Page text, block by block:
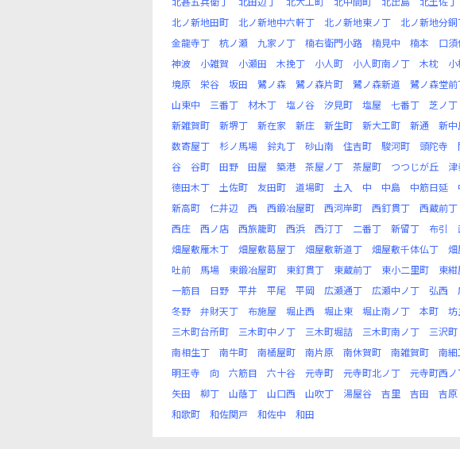
北ノ新地田町
北ノ新地中六軒丁 北ノ新地東ノ丁 北ノ新地分銅
金龍寺丁
杭ノ瀬 九家ノ丁 楠右衛門小路 楠見中 楠本 口
神波
小雑賀 小瀬田 木挽丁 小人町 小人町南ノ丁 木枕
境原
栄谷 坂田 鷺ノ森 鷺ノ森片町 鷺ノ森新道 鷺ノ森堂前
山東中
三番丁 材木丁 塩ノ谷 汐見町 塩屋 七番丁 芝ノ丁
新雑賀町
新堺丁 新在家 新庄 新生町 新大工町 新通 新中
数寄屋丁
杉ノ馬場 鈴丸丁 砂山南 住吉町 駿河町 頭陀寺
谷
谷町 田野 田屋 築港 茶屋ノ丁 茶屋町 つつじが丘
徳田木丁
土佐町 友田町 道場町 土入 中 中島 中筋日延
新高町
仁井辺 西 西鍛冶屋町 西河岸町 西釘貫丁 西蔵前丁
西庄
西ノ店 西旅籠町 西浜 西汀丁 二番丁 新留丁 布引
畑屋敷雁木丁
畑屋敷葛屋丁 畑屋敷新道丁 畑屋敷千体仏丁 畑
吐前
馬場 東鍛冶屋町 東釘貫丁 東蔵前丁 東小二里町 東
一筋目
日野 平井 平尾 平岡 広瀬通丁 広瀬中ノ丁 弘西
冬野
弁財天丁 布施屋 堀止西 堀止東 堀止南ノ丁 本町 坊
三木町台所町
三木町中ノ丁 三木町堀詰 三木町南ノ丁 三沢町
南相生丁
南牛町 南桶屋町 南片原 南休賀町 南雑賀町 南細
明王寺
向 六筋目 六十谷 元寺町 元寺町北ノ丁 元寺町西ノ
矢田
柳丁 山蔭丁 山口西 山吹丁 湯屋谷 吉里 吉田 吉原
和歌町
和佐関戸 和佐中 和田